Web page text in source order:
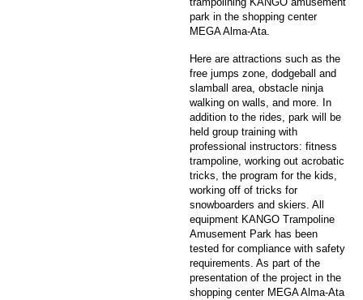
park in the shopping center
MEGA Alma-Ata.
Here are attractions such as the
free jumps zone, dodgeball and
slamball area, obstacle ninja
walking on walls, and more. In
addition to the rides, park will be
held group training with
professional instructors: fitness
trampoline, working out acrobatic
tricks, the program for the kids,
working off of tricks for
snowboarders and skiers. All
equipment KANGO Trampoline
Amusement Park has been
tested for compliance with safety
requirements. As part of the
presentation of the project in the
shopping center MEGA Alma-Ata